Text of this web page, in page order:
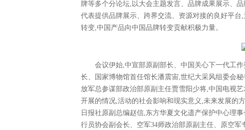
牌等多个分论坛,以大会主题发言、品牌成果展示、
代表提供品牌展示、跨界交流、资源对接的良好平
转变,中国产品向中国品牌转变贡献积极力量。
会议伊始,中宣部原副部长、中国关心下一代工
长、国家博物馆首任馆长潘震宙,世纪大采风组委会
放军总参谋部政治部原副主任贾雪阳少将,中国电视
开展的情况,活动的社会影响和现实意义,未来发展的
日报社原副总编赵信,东方华夏文化遗产保护中心理
行员协会副会长、空军34师政治部原副主任、原空